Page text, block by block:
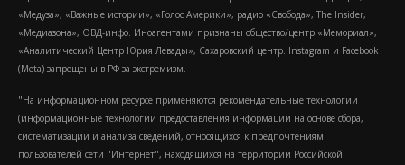
«Медуза», «Важные истории», «Голос Америки», радио «Свобода», The Insider,
«Медиазона», ОВД-инфо. Иноагентами признаны общество/центр «Мемориал»,
«Аналитический Центр Юрия Левады», Сахаровский центр. Instagram и Facebook
(Metа) запрещены в РФ за экстремизм.
"На информационном ресурсе применяются рекомендательные технологии
(информационные технологии предоставления информации на основе сбора,
систематизации и анализа сведений, относящихся к предпочтениям
пользователей сети "Интернет", находящихся на территории Российской